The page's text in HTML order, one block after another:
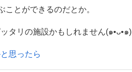
ことができるのだとか。
タリの施設かもしれません(๑•ᴗ•๑)
思ったら